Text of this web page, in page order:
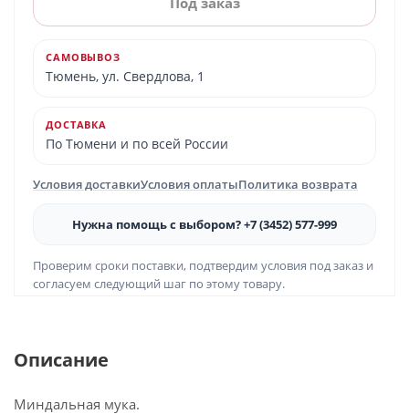
САМОВЫВОЗ
Тюмень, ул. Свердлова, 1
ДОСТАВКА
По Тюмени и по всей России
Условия доставкиУсловия оплатыПолитика возврата
Нужна помощь с выбором? +7 (3452) 577-999
Проверим сроки поставки, подтвердим условия под заказ и
согласуем следующий шаг по этому товару.
Описание
Миндальная мука.